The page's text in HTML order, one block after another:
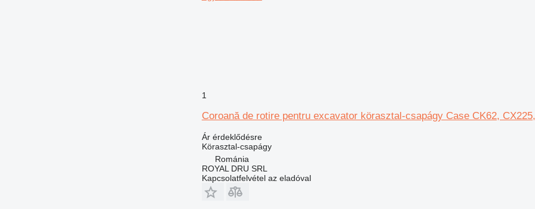
1
Coroană de rotire pentru excavator körasztal-csapágy Case CK62,
Ár érdeklődésre
Körasztal-csapágy
Románia
ROYAL DRU SRL
Kapcsolatfelvétel az eladóval